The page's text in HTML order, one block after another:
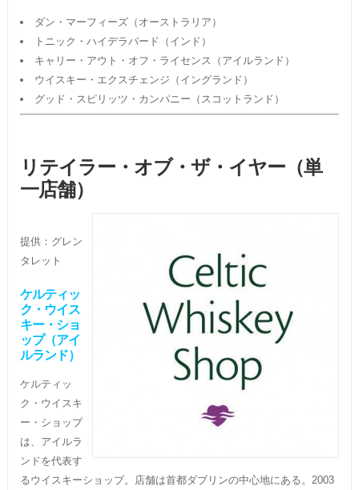
ダン・マーフィーズ（オーストラリア）
トニック・ハイデラバード（インド）
キャリー・アウト・オフ・ライセンス（アイルランド）
ウイスキー・エクスチェンジ（イングランド）
グッド・スピリッツ・カンパニー（スコットランド）
リテイラー・オブ・ザ・イヤー（単
一店舗）
提供：グレン
タレット
ケルティッ
ク・ウイス
キー・ショ
ップ（アイ
ルランド）
ケルティッ
ク・ウイスキ
ー・ショップ
は、アイルラ
ンドを代表す
るウイスキーショップ。店舗は首都ダブリンの中心地にある。2003